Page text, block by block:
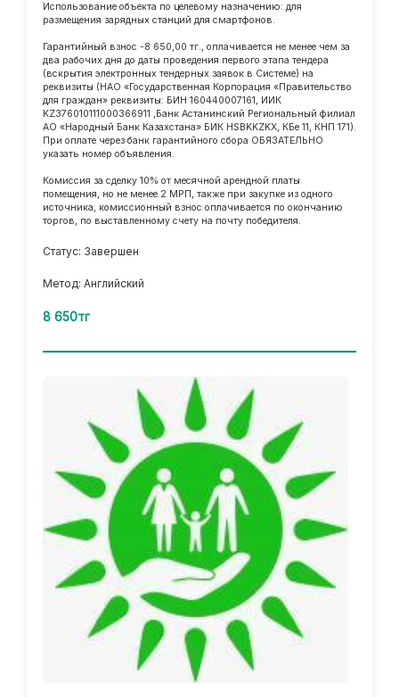
Использование объекта по целевому назначению: для
размещения зарядных станций для смартфонов.
Гарантийный взнос -8 650,00 тг., оплачивается не менее чем за
два рабочих дня до даты проведения первого этапа тендера
(вскрытия электронных тендерных заявок в Системе) на
реквизиты (НАО «Государственная Корпорация «Правительство
для граждан» реквизиты: БИН 160440007161, ИИК
KZ376010111000366911 ,Банк Астанинский Региональный филиал
АО «Народный Банк Казахстана» БИК HSBKKZKX, КБе 11, КНП 171).
При оплате через банк гарантийного сбора ОБЯЗАТЕЛЬНО
указать номер объявления.
Комиссия за сделку 10% от месячной арендной платы
помещения, но не менее 2 МРП, также при закупке из одного
источника, комиссионный взнос оплачивается по окончанию
торгов, по выставленному счету на почту победителя.
Статус: Завершен
Метод: Английский
8 650тг